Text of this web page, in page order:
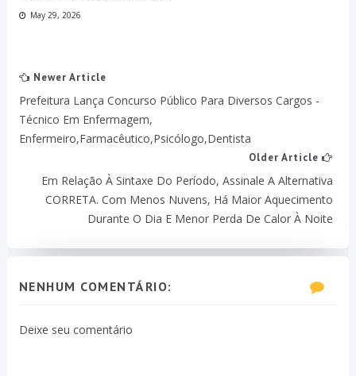
May 29, 2026
Newer Article
Prefeitura Lança Concurso Público Para Diversos Cargos -
Técnico Em Enfermagem,
Enfermeiro,Farmacêutico,Psicólogo,Dentista
Older Article
Em Relação À Sintaxe Do Período, Assinale A Alternativa
CORRETA. Com Menos Nuvens, Há Maior Aquecimento
Durante O Dia E Menor Perda De Calor À Noite
NENHUM COMENTÁRIO:
Deixe seu comentário